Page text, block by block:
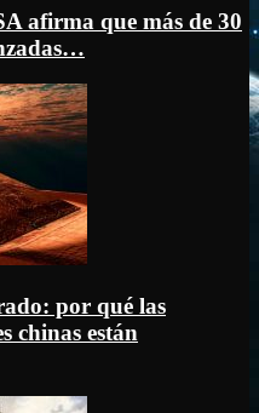
afirma que más de 30
por qué las
chinas están